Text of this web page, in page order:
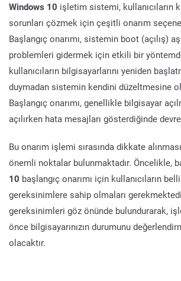
Windows 10 işletim sistemi, kullanıcıların
sorunları çözmek için çeşitli onarım
Başlangıç onarımı, sistemin boot (açılış)
problemleri gidermek için etkili bir
kullanıcıların bilgisayarlarını yeniden
duymadan sistemin kendini düzeltmesine
Başlangıç onarımı, genellikle bilgisayar
açılırken hata mesajları gösterdiğinde
Bu onarım işlemi sırasında dikkate
önemli noktalar bulunmaktadır. Öncelikle,
10 başlangıç onarımı için kullanıcıların
gereksinimlere sahip olmaları
gereksinimleri göz önünde bulundurarak,
önce bilgisayarınızın durumunu
olacaktır.